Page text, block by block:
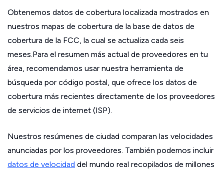
Obtenemos datos de cobertura localizada mostrados en
nuestros mapas de cobertura de la base de datos de
cobertura de la FCC, la cual se actualiza cada seis
meses.Para el resumen más actual de proveedores en tu
área, recomendamos usar nuestra herramienta de
búsqueda por código postal, que ofrece los datos de
cobertura más recientes directamente de los proveedores
de servicios de internet (ISP).
Nuestros resúmenes de ciudad comparan las velocidades
anunciadas por los proveedores. También podemos incluir
datos de velocidad del mundo real recopilados de millones